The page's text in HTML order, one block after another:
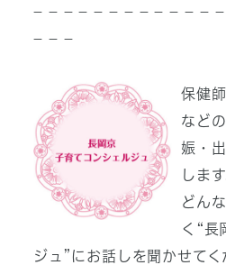
－－－－－－－－－－－－
－－－
保健
など
娠・
します
どん
く“長
ジュ”にお話しを聞かせてく